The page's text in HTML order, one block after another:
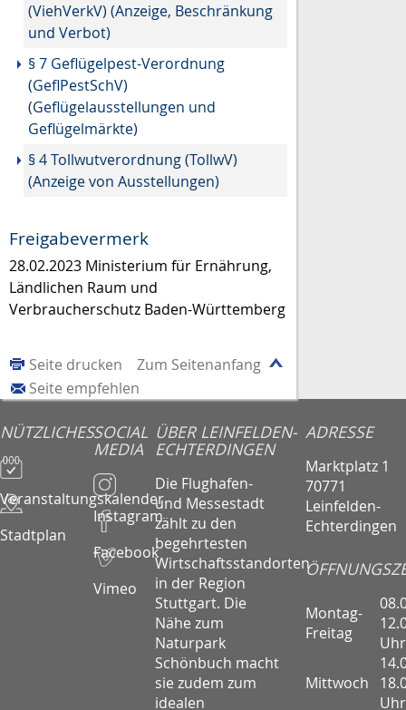
(ViehVerkV) (Anzeige, Beschränkung
und Verbot)
§ 7 Geflügelpest-Verordnung
(GeflPestSchV)
(Geflügelausstellungen und
Geflügelmärkte)
§ 4 Tollwutverordnung (TollwV)
(Anzeige von Ausstellungen)
Freigabevermerk
28.02.2023 Ministerium für Ernährung,
Ländlichen Raum und
Verbraucherschutz Baden-Württemberg
Zum Seitenanfang
Seite drucken
Seite empfehlen
NÜTZLICHES
Veranstaltungskalender
Stadtplan
SOCIAL
MEDIA
Instagram
Facebook
Vimeo
ÜBER LEINFELDEN-
ECHTERDINGEN
Die Flughafen-
und Messestadt
zählt zu den
begehrtesten
Wirtschaftsstandorten
in der Region
Stuttgart. Die
Nähe zum
Naturpark
Schönbuch macht
sie zudem zum
idealen
ADRESSE
Marktplatz 1
70771
Leinfelden-
Echterdingen
Montag-
Freitag
Uhr
Mittwoch
Uhr